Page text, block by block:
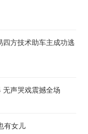
方技术助车主成功逃
声哭戏震撼全场
有女儿